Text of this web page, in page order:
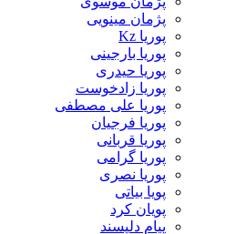
پژمان مینویی
پوریا Kz
پوریا بارجینی
پوریا حیدری
پوریا زادخوست
پوریا علی مصطفی
پوریا فرجیان
پوریا قربانی
پوریا گرامی
پوریا نصری
پویا بیاتی
پویان کرد
پیام دلپسند